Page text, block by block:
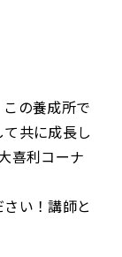
の養成所で
共に成長し
喜利コーナ
い！講師と